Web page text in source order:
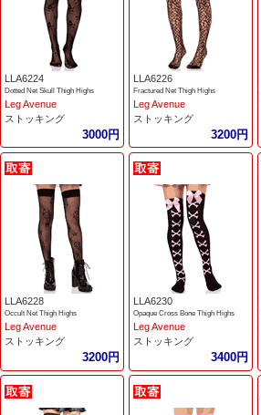
LLA6224
Dotted Net Skull Thigh Highs
Leg Avenue
ストッキング
3000円
LLA6226
Fractured Net Thigh Highs
Leg Avenue
ストッキング
3200円
LLA6228
Occult Net Thigh Highs
Leg Avenue
ストッキング
3200円
LLA6230
Opaque Cross Bone Thigh Highs
Leg Avenue
ストッキング
3400円